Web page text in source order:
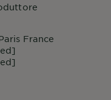
France